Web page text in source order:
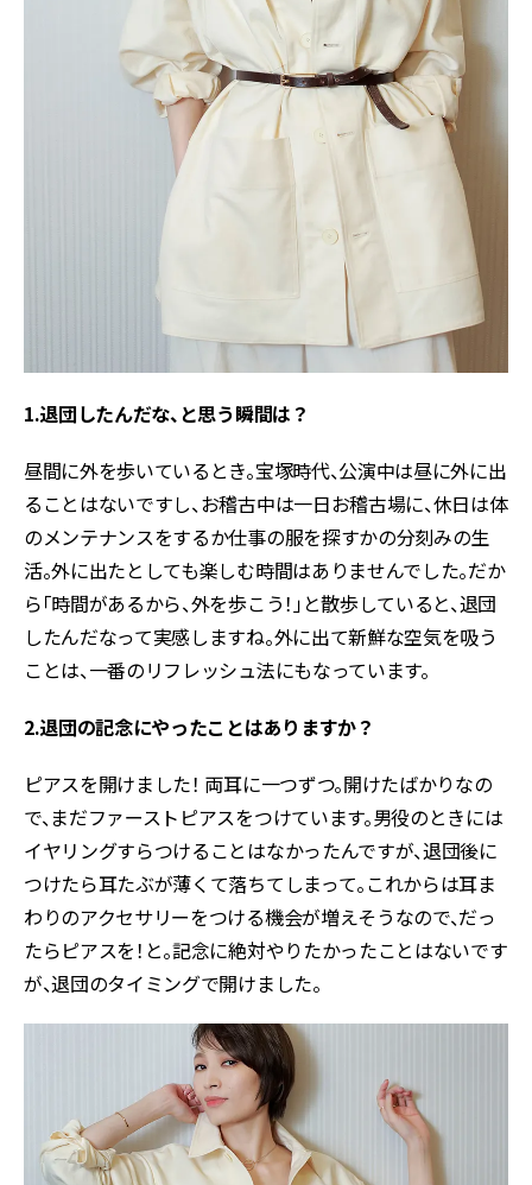
1.退団したんだな、と思う瞬間は？
昼間に外を歩いているとき。宝塚時代、公演中は昼に外に出
ることはないですし、お稽古中は一日お稽古場に、休日は体
のメンテナンスをするか仕事の服を探すかの分刻みの生
活。外に出たとしても楽しむ時間はありませんでした。だか
ら「時間があるから、外を歩こう！」と散歩していると、退団
したんだなって実感しますね。外に出て新鮮な空気を吸う
ことは、一番のリフレッシュ法にもなっています。
2.退団の記念にやったことはありますか？
ピアスを開けました！ 両耳に一つずつ。開けたばかりなの
で、まだファーストピアスをつけています。男役のときには
イヤリングすらつけることはなかったんですが、退団後に
つけたら耳たぶが薄くて落ちてしまって。これからは耳ま
わりのアクセサリーをつける機会が増えそうなので、だっ
たらピアスを！と。記念に絶対やりたかったことはないです
が、退団のタイミングで開けました。